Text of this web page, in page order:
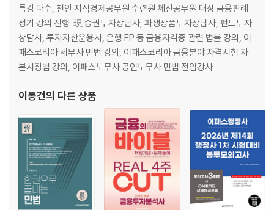
특강 다수, 천안 지식경제공무원 수련원 체신공무원 대상 금융판례
정기 강의 진행. 現 증권투자상담사, 파생상품투자상담사, 펀드투자
상담사, 투자자산운용사, 은행 FP 등 금융자격증 관련 법률 강의, 이
패스코리아 세무사 민법 강의, 이패스코리아 금융분야 자격시험 자
본시장법 강의, 이패스노무사 공인노무사 민법 전임강사.
이동건의 다른 상품